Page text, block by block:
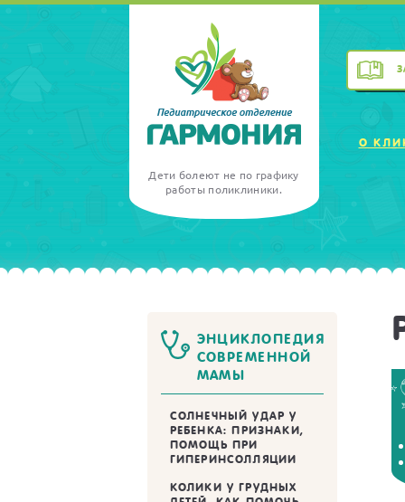
Дети болеют не по графику
работы поликлиники.
О
ЭНЦИКЛОПЕДИЯ
СОВРЕМЕННОЙ
МАМЫ
СОЛНЕЧНЫЙ УДАР У
РЕБЕНКА: ПРИЗНАКИ,
ПОМОЩЬ ПРИ
ГИПЕРИНСОЛЛЯЦИИ
КОЛИКИ У ГРУДНЫХ